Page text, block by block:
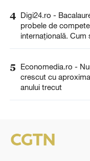
4 Digi24.ro -
probele de
internațională. Cum
5
Economedia.ro -
crescut cu
anului trecut